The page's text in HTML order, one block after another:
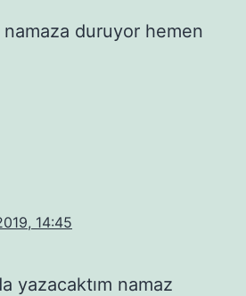
duruyor hemen
14:45
yazacaktım namaz